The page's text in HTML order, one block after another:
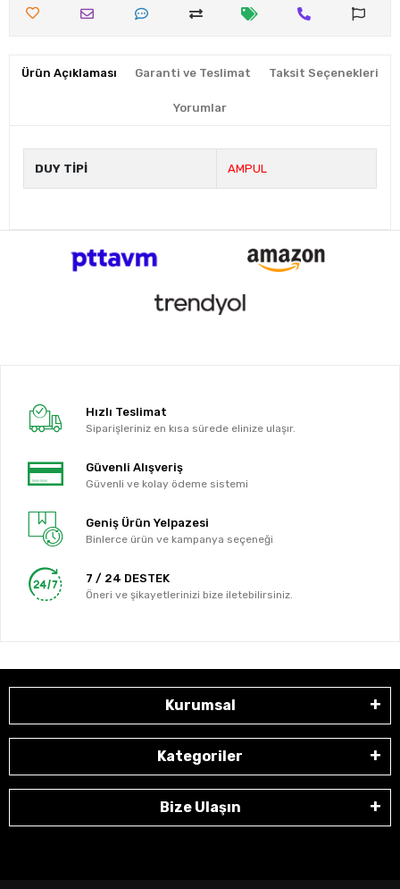
Ürün Açıklaması Garanti ve Teslimat Taksit Seçenekleri
Yorumlar
DUY TİPİ AMPUL
Hızlı Teslimat
Siparişleriniz en kısa sürede elinize ulaşır.
Güvenli Alışveriş
Güvenli ve kolay ödeme sistemi
Geniş Ürün Yelpazesi
Binlerce ürün ve kampanya seçeneği
7 / 24 DESTEK
Öneri ve şikayetlerinizi bize iletebilirsiniz.
Kurumsal
Kategoriler
Bize Ulaşın